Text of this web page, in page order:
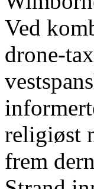
Ved
drone-
religiøst
frem